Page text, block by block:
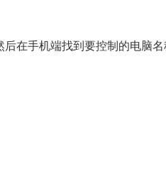
在手机端找到要控制的电脑